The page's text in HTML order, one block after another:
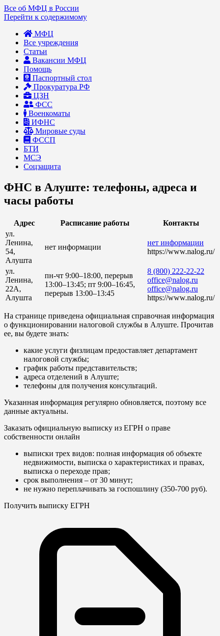
Все об МФЦ в России
Перейти к содержимому
МФЦ
Все учреждения
Статьи
Вакансии МФЦ
Помощь
Паспортный стол
Прокуратура РФ
ЦЗН
ФСС
Военкоматы
ИФНС
Мировые суды
ФССП
БТИ
МСЭ
Соцзащита
ФНС в Алуште: телефоны, адреса и
часы работы
Адрес Расписание работы
Контакты
ул.
Ленина,
54,
Алушта
нет информации
нет информации
https://www.nalog.ru/
ул.
Ленина,
22А,
Алушта
пн-чт 9:00–18:00, перерыв
13:00–13:45; пт 9:00–16:45,
перерыв 13:00–13:45
8 (800) 222-22-22
office@nalog.ru
office@nalog.ru
https://www.nalog.ru/
На странице приведена официальная справочная информация
о функционировании налоговой службы в Алуште. Прочитав
ее, вы будете знать:
какие услуги физлицам предоставляет департамент
налоговой службы;
график работы представительств;
адреса отделений в Алуште;
телефоны для получения консультаций.
Указанная информация регулярно обновляется, поэтому все
данные актуальны.
Заказать официальную выписку из ЕГРН о праве
собственности онлайн
выписки трех видов: полная информация об объекте
недвижимости, выписка о характеристиках и правах,
выписка о переходе прав;
срок выполнения – от 30 минут;
не нужно переплачивать за госпошлину (350-700 руб).
Получить выписку ЕГРН